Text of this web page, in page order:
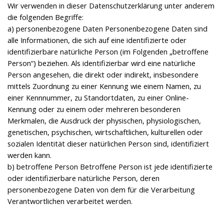
Wir verwenden in dieser Datenschutzerklärung unter anderem
die folgenden Begriffe:
a) personenbezogene Daten Personenbezogene Daten sind
alle Informationen, die sich auf eine identifizierte oder
identifizierbare natürliche Person (im Folgenden „betroffene
Person“) beziehen. Als identifizierbar wird eine natürliche
Person angesehen, die direkt oder indirekt, insbesondere
mittels Zuordnung zu einer Kennung wie einem Namen, zu
einer Kennnummer, zu Standortdaten, zu einer Online-
Kennung oder zu einem oder mehreren besonderen
Merkmalen, die Ausdruck der physischen, physiologischen,
genetischen, psychischen, wirtschaftlichen, kulturellen oder
sozialen Identität dieser natürlichen Person sind, identifiziert
werden kann.
b) betroffene Person Betroffene Person ist jede identifizierte
oder identifizierbare natürliche Person, deren
personenbezogene Daten von dem für die Verarbeitung
Verantwortlichen verarbeitet werden.